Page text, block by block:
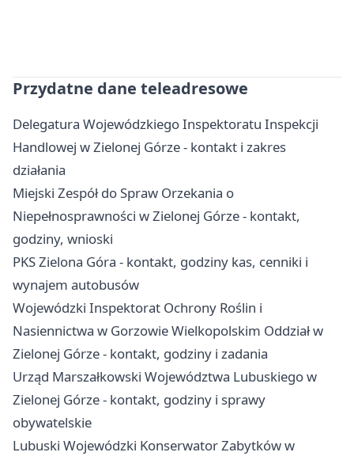
Przydatne dane teleadresowe
Delegatura Wojewódzkiego Inspektoratu Inspekcji
Handlowej w Zielonej Górze - kontakt i zakres
działania
Miejski Zespół do Spraw Orzekania o
Niepełnosprawności w Zielonej Górze - kontakt,
godziny, wnioski
PKS Zielona Góra - kontakt, godziny kas, cenniki i
wynajem autobusów
Wojewódzki Inspektorat Ochrony Roślin i
Nasiennictwa w Gorzowie Wielkopolskim Oddział w
Zielonej Górze - kontakt, godziny i zadania
Urząd Marszałkowski Województwa Lubuskiego w
Zielonej Górze - kontakt, godziny i sprawy
obywatelskie
Lubuski Wojewódzki Konserwator Zabytków w